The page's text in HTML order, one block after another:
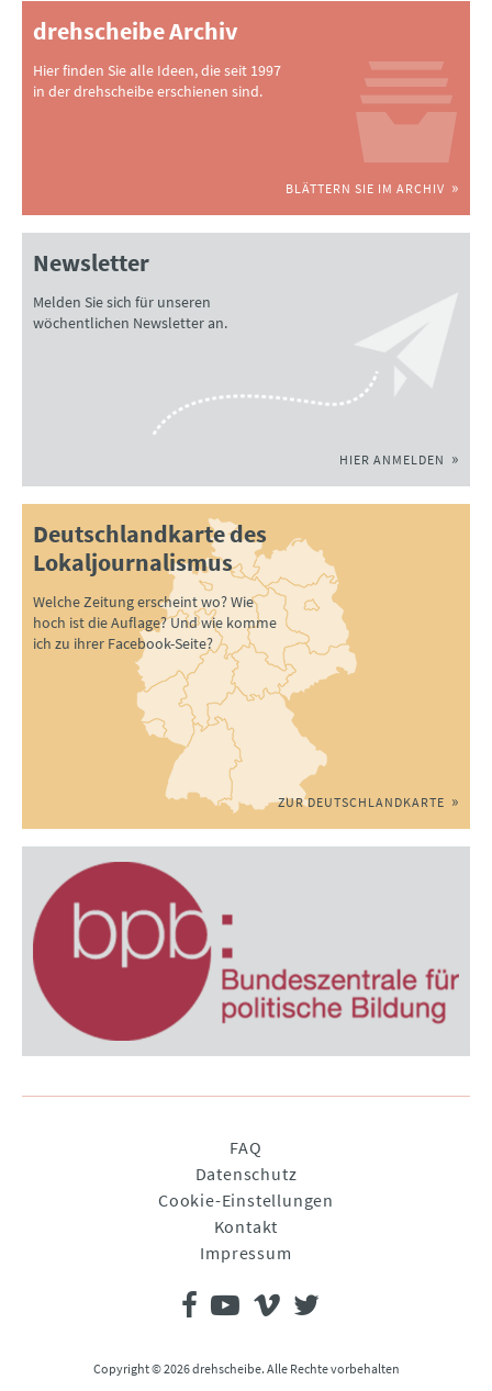
drehscheibe Archiv
Hier finden Sie alle Ideen, die seit 1997
in der drehscheibe erschienen sind.
BLÄTTERN SIE IM ARCHIV
Newsletter
Melden Sie sich für unseren
wöchentlichen Newsletter an.
HIER ANMELDEN
Deutschlandkarte des
Lokaljournalismus
Welche Zeitung erscheint wo? Wie
hoch ist die Auflage? Und wie komme
ich zu ihrer Facebook-Seite?
ZUR DEUTSCHLANDKARTE
FAQ
Datenschutz
Cookie-Einstellungen
Kontakt
Impressum
Copyright © 2026 drehscheibe. Alle Rechte vorbehalten